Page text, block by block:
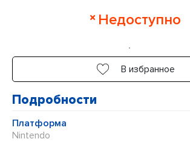
5
Недоступно
В избранное
Подробности
Платформа
Nintendo